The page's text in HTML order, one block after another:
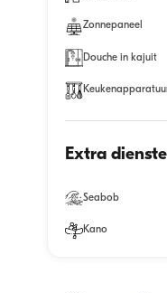
Zonnepaneel
Douche in kajuit
Extra
Seabob
Kano